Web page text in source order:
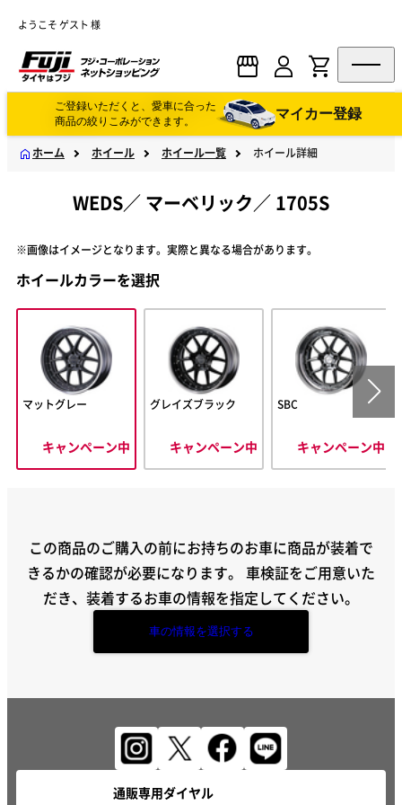
ようこそ ゲスト 様
ご登録いただくと、愛車に合った
商品の絞りこみができます。
マイカー登録
ホーム ホイール ホイール一覧 ホイール詳細
WEDS／ マーベリック／ 1705S
※画像はイメージとなります。実際と異なる場合があります。
ホイールカラーを選択
マットグレー
キャンペーン中
グレイズブラック
キャンペーン中
SBC
キャンペーン中
この商品のご購入の前にお持ちのお車に商品が装着で
きるかの確認が必要になります。 車検証をご用意いた
だき、装着するお車の情報を指定してください。
車の情報を選択する
通販専用ダイヤル